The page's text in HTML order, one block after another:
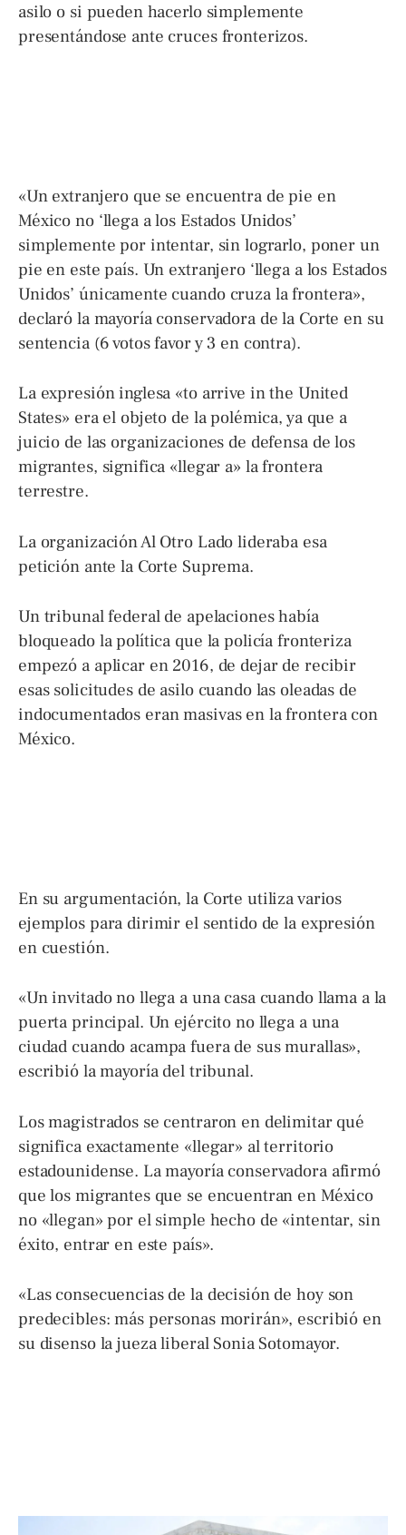
asilo o si pueden hacerlo simplemente
presentándose ante cruces fronterizos.
«Un extranjero que se encuentra de pie en
México no ‘llega a los Estados Unidos’
simplemente por intentar, sin lograrlo, poner un
pie en este país. Un extranjero ‘llega a los Estados
Unidos’ únicamente cuando cruza la frontera»,
declaró la mayoría conservadora de la Corte en su
sentencia (6 votos favor y 3 en contra).
La expresión inglesa «to arrive in the United
States» era el objeto de la polémica, ya que a
juicio de las organizaciones de defensa de los
migrantes, significa «llegar a» la frontera
terrestre.
La organización Al Otro Lado lideraba esa
petición ante la Corte Suprema.
Un tribunal federal de apelaciones había
bloqueado la política que la policía fronteriza
empezó a aplicar en 2016, de dejar de recibir
esas solicitudes de asilo cuando las oleadas de
indocumentados eran masivas en la frontera con
México.
En su argumentación, la Corte utiliza varios
ejemplos para dirimir el sentido de la expresión
en cuestión.
«Un invitado no llega a una casa cuando llama a la
puerta principal. Un ejército no llega a una
ciudad cuando acampa fuera de sus murallas»,
escribió la mayoría del tribunal.
Los magistrados se centraron en delimitar qué
significa exactamente «llegar» al territorio
estadounidense. La mayoría conservadora afirmó
que los migrantes que se encuentran en México
no «llegan» por el simple hecho de «intentar, sin
éxito, entrar en este país».
«Las consecuencias de la decisión de hoy son
predecibles: más personas morirán», escribió en
su disenso la jueza liberal Sonia Sotomayor.